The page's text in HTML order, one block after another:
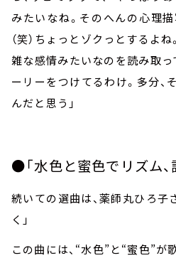
みたいなね。そのへんの心理描
（笑）ちょっとゾクっとするよ
雑な感情みたいなのを読み取っ
ーリーをつけてるわけ。多分、
んだと思う」
●「水色と蜜色でリズム、
続いての選曲は、薬師丸ひろ子
く」
この曲には、“水色”と“蜜色”が